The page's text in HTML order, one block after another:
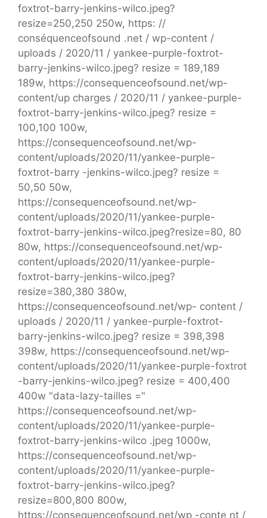
foxtrot-barry-jenkins-wilco.jpeg?
resize=250,250 250w, https: //
conséquenceofsound .net / wp-content /
uploads / 2020/11 / yankee-purple-foxtrot-
barry-jenkins-wilco.jpeg? resize = 189,189
189w, https://consequenceofsound.net/wp-
content/up charges / 2020/11 / yankee-purple-
foxtrot-barry-jenkins-wilco.jpeg? resize =
100,100 100w,
https://consequenceofsound.net/wp-
content/uploads/2020/11/yankee-purple-
foxtrot-barry -jenkins-wilco.jpeg? resize =
50,50 50w,
https://consequenceofsound.net/wp-
content/uploads/2020/11/yankee-purple-
foxtrot-barry-jenkins-wilco.jpeg?resize=80, 80
80w, https://consequenceofsound.net/wp-
content/uploads/2020/11/yankee-purple-
foxtrot-barry-jenkins-wilco.jpeg?
resize=380,380 380w,
https://consequenceofsound.net/wp- content /
uploads / 2020/11 / yankee-purple-foxtrot-
barry-jenkins-wilco.jpeg? resize = 398,398
398w, https://consequenceofsound.net/wp-
content/uploads/2020/11/yankee-purple-foxtrot
-barry-jenkins-wilco.jpeg? resize = 400,400
400w "data-lazy-tailles ="
https://consequenceofsound.net/wp-
content/uploads/2020/11/yankee-purple-
foxtrot-barry-jenkins-wilco .jpeg 1000w,
https://consequenceofsound.net/wp-
content/uploads/2020/11/yankee-purple-
foxtrot-barry-jenkins-wilco.jpeg?
resize=800,800 800w,
https://consequenceofsound.net/wp -conte nt /